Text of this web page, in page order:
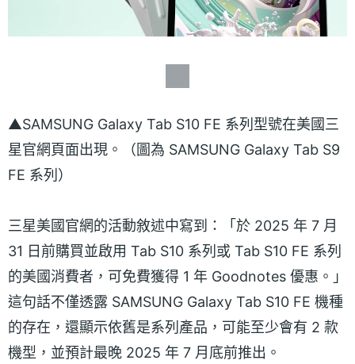
▲SAMSUNG Galaxy Tab S10 FE 系列型號在美國三
星官網頁面出現。（圖為 SAMSUNG Galaxy Tab S9
FE 系列）
三星美國官網的活動敘述中寫到：「於 2025 年 7 月
31 日前購買並啟用 Tab S10 系列或 Tab S10 FE 系列
的美國消費者，可免費獲得 1 年 Goodnotes 優惠。」
這句話不僅透露 SAMSUNG Galaxy Tab S10 FE 機種
的存在，還顯示依舊是系列產品，可能至少會有 2 款
機型，並預計最晚 2025 年 7 月底前推出。